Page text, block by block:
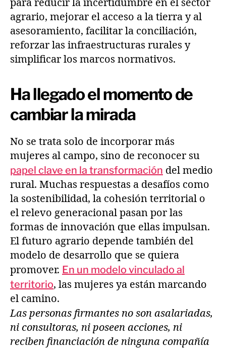
para reducir la incertidumbre en el sector
agrario, mejorar el acceso a la tierra y al
asesoramiento, facilitar la conciliación,
reforzar las infraestructuras rurales y
simplificar los marcos normativos.
Ha llegado el momento de
cambiar la mirada
No se trata solo de incorporar más
mujeres al campo, sino de reconocer su
papel clave en la transformación del medio
rural. Muchas respuestas a desafíos como
la sostenibilidad, la cohesión territorial o
el relevo generacional pasan por las
formas de innovación que ellas impulsan.
El futuro agrario depende también del
modelo de desarrollo que se quiera
promover. En un modelo vinculado al
territorio, las mujeres ya están marcando
el camino.
Las personas firmantes no son asalariadas,
ni consultoras, ni poseen acciones, ni
reciben financiación de ninguna compañía